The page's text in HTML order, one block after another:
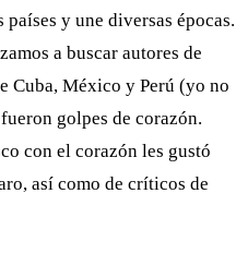
y une diversas épocas.
a buscar autores de
Cuba, México y Perú (yo no
golpes de corazón.
con el corazón les gustó
así como de críticos de